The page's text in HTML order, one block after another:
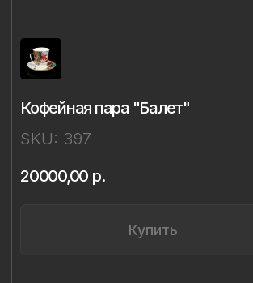
20000,00
Дизайны кофейных чашек выполнены
Императорского фарфорового завода
Каждая чашка декорирована в технике